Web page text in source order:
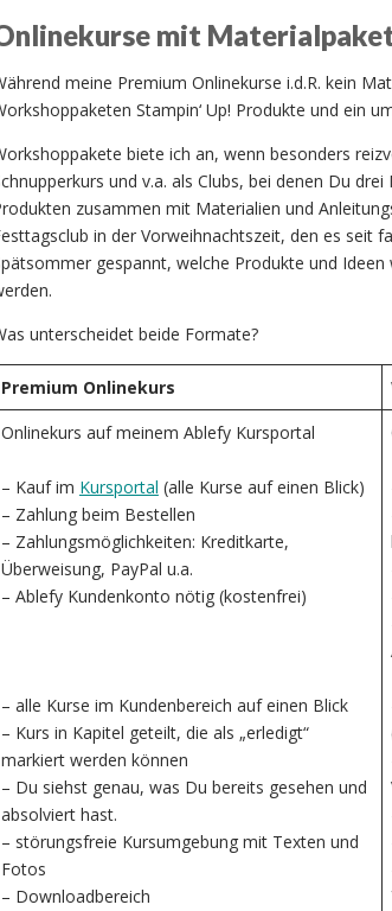
mit
meine Premium Onlinekurse i.d.R. kein
Stampin‘ Up! Produkte und ein
biete ich an, wenn besonders
und v.a. als Clubs, bei denen Du
zusammen mit Materialien und
in der Vorweihnachtszeit, den es seit
gespannt, welche Produkte und
unterscheidet beide Formate?
Premium Onlinekurs
Onlinekurs auf meinem Ablefy Kursportal
– Kauf im Kursportal (alle Kurse auf einen Blick)
– Zahlung beim Bestellen
– Zahlungsmöglichkeiten: Kreditkarte,
Überweisung, PayPal u.a.
– Ablefy Kundenkonto nötig (kostenfrei)
– alle Kurse im Kundenbereich auf einen Blick
– Kurs in Kapitel geteilt, die als „erledigt“
markiert werden können
– Du siehst genau, was Du bereits gesehen und
absolviert hast.
– störungsfreie Kursumgebung mit Texten und
Fotos
– Downloadbereich